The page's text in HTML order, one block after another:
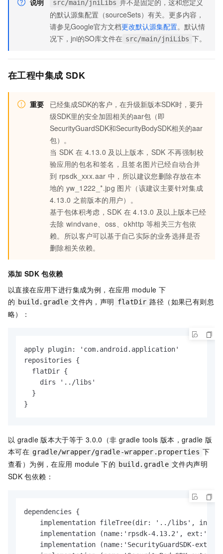
说明 src/main/jniLibs 并不是固定的，这和您定义
的默认源集配置（sourceSets）有关。更多内容，
请参见Google官方文档更改默认源集配置。默认情
况下，jni的SO库文件在 src/main/jniLibs 下。
在工程中集成 SDK
重要
已经集成SDK的客户，在升级新版本SDK时，要升
级SDK里的安全加固相关的aar包（即
SecurityGuardSDK和SecurityBodySDK相关的aar
包）。
当 SDK 在 4.13.0 及以上版本，SDK 不再强制校
验应用的包名和签名，且签名图片已经自动合并
到 rpsdk_xxx.aar 中，所以建议您删除存放在本
地的 yw_1222_*.jpg 图片（该建议主要针对集成
4.13.0 之前版本的用户）。
基于包体积考虑，SDK 在 4.13.0 及以上版本已经
去除 windvane、 oss、okhttp 等相关三方包依
赖。所以客户可以基于自己实际的业务选择是否
删除相关依赖。
添加 SDK 包依赖
以直接在应用下进行集成为例，在应用 module 下
的 build.gradle 文件内，声明 flatDir 路径（如果已有则忽
略）：
apply plugin: 'com.android.application'
repositories {
  flatDir {
    dirs '../libs'
  }
}
以 gradle 版本大于等于 3.0.0（非 gradle tools 版本，gradle 版
本可在 gradle/wrapper/gradle-wrapper.properties 下
查看）为例，在应用 module 下的 build.gradle 文件内声明
SDK 包依赖：
dependencies {
implementation fileTree(dir: '../libs',
implementation (name:'rpsdk-4.13.2',
implementation (name:'SecurityGuardSDK-